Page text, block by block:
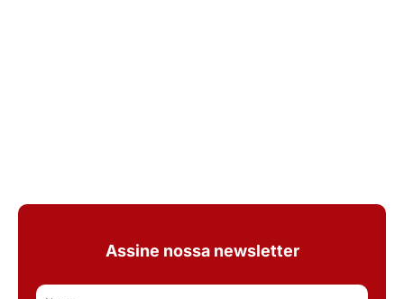
Assine nossa newsletter